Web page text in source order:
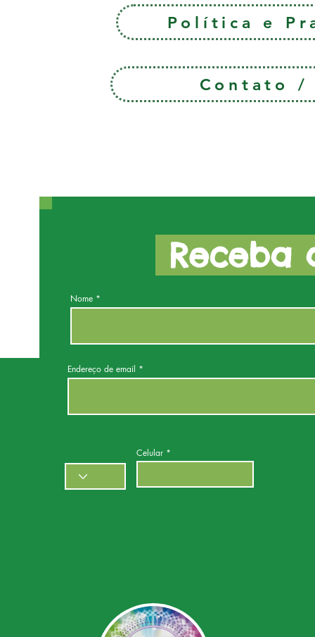
Política e
Contato /
Receba
Nome
Endereço de email
Celular